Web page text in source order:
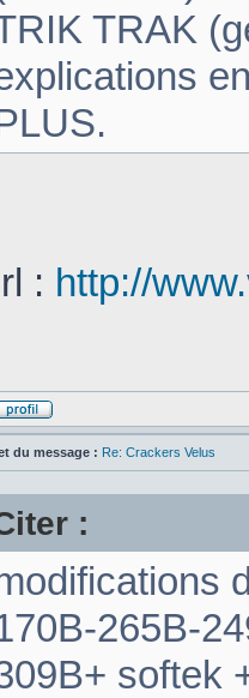
TRAK
: http://
du message : Re: Crackers Velus
:
265B-
softek